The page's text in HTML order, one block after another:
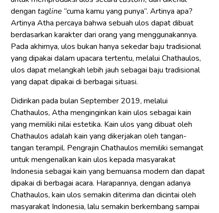
dengantagline “cuma kamu yang punya”. Artinya apa?
Artinya Atha percaya bahwa sebuah ulos dapat dibuat
berdasarkan karakter dari orang yang menggunakannya.
Pada akhirnya, ulos bukan hanya sekedar baju tradisional
yang dipakai dalam upacara tertentu, melalui Chathaulos,
ulos dapat melangkah lebih jauh sebagai baju tradisional
yang dapat dipakai di berbagai situasi.
Didirikan pada bulan September 2019, melalui
Chathaulos, Atha menginginkan kain ulos sebagai kain
yang memiliki nilai estetika. Kain ulos yang dibuat oleh
Chathaulos adalah kain yang dikerjakan oleh tangan-
tangan terampil. Pengrajin Chathaulos memiliki semangat
untuk mengenalkan kain ulos kepada masyarakat
Indonesia sebagai kain yang bernuansa modern dan dapat
dipakai di berbagai acara. Harapannya, dengan adanya
Chathaulos, kain ulos semakin diterima dan dicintai oleh
masyarakat Indonesia, lalu semakin berkembang sampai